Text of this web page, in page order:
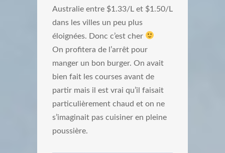
Australie entre $1.33/L et $1.50/L
dans les villes un peu plus
éloignées. Donc c’est cher
On profitera de l’arrêt pour
manger un bon burger. On avait
bien fait les courses avant de
partir mais il est vrai qu’il faisait
particulièrement chaud et on ne
s’imaginait pas cuisiner en pleine
poussière.